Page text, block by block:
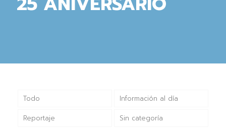
Todo Información al día
Reportaje Sin categoría